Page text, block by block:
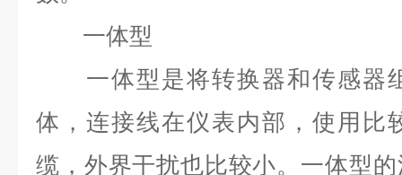
一体型
一体型是将转换器和传感器
体，连接线在仪表内部，使用比
缆，外界干扰也比较小。一体型